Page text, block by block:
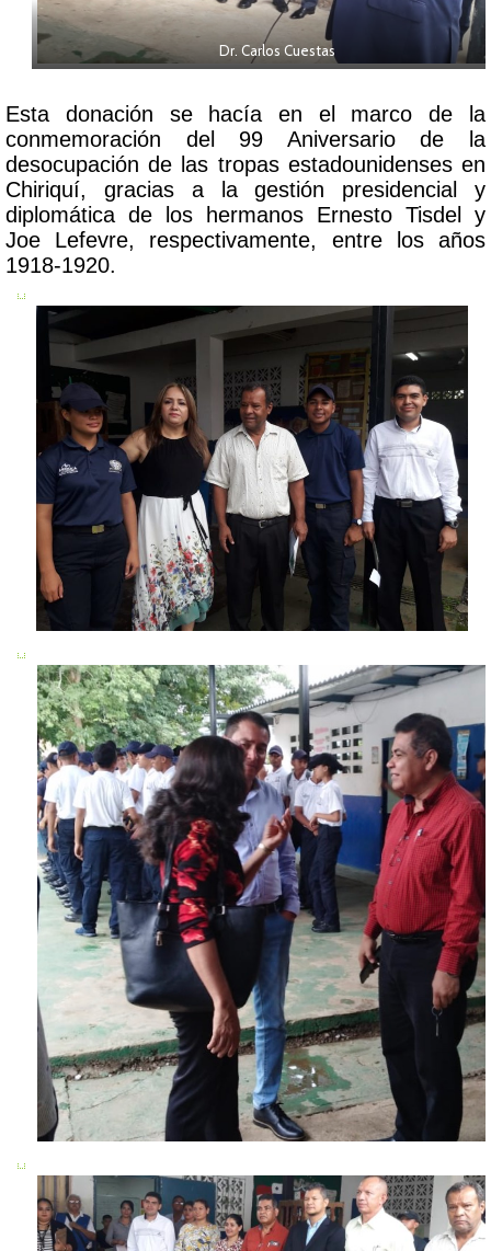
Dr. Carlos Cuestas
Esta donación se hacía en el marco de la
conmemoración del 99 Aniversario de la
desocupación de las tropas estadounidenses en
Chiriquí, gracias a la gestión presidencial y
diplomática de los hermanos Ernesto Tisdel y
Joe Lefevre, respectivamente, entre los años
1918-1920.